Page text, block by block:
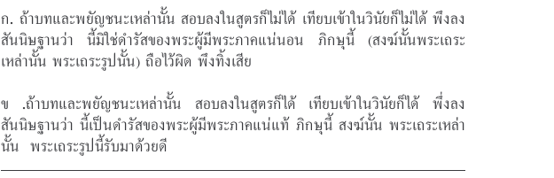
ก. ถ้าบทและพยัญชนะเหล่านั้น สอบลงในสูตรก็ไม่ได้ เทียบเข้าในวินัยก็ไม่ได้ พึงลง
สันนิษฐานว่า นี้มิใช่ดำรัสของพระผู้มีพระภาคแน่นอน ภิกษุนี้ (สงฆ์นั้นพระเถระ
เหล่านั้น พระเถระรูปนั้น) ถือไว้ผิด พึงทิ้งเสีย
ข .ถ้าบทและพยัญชนะเหล่านั้น สอบลงในสูตรก็ได้ เทียบเข้าในวินัยก็ได้ พึ่งลง
สันนิษฐานว่า นี้เป็นดำรัสของพระผู้มีพระภาคแน่แท้ ภิกษุนี้ สงฆ์นั้น พระเถระเหล่า
นั้น  พระเถระรูปนี้รับมาด้วยดี